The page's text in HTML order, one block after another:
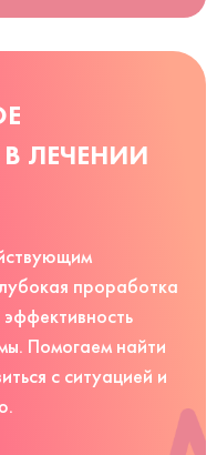
ЛЕЧЕНИИ
проработка
Помогаем найти
с ситуацией и